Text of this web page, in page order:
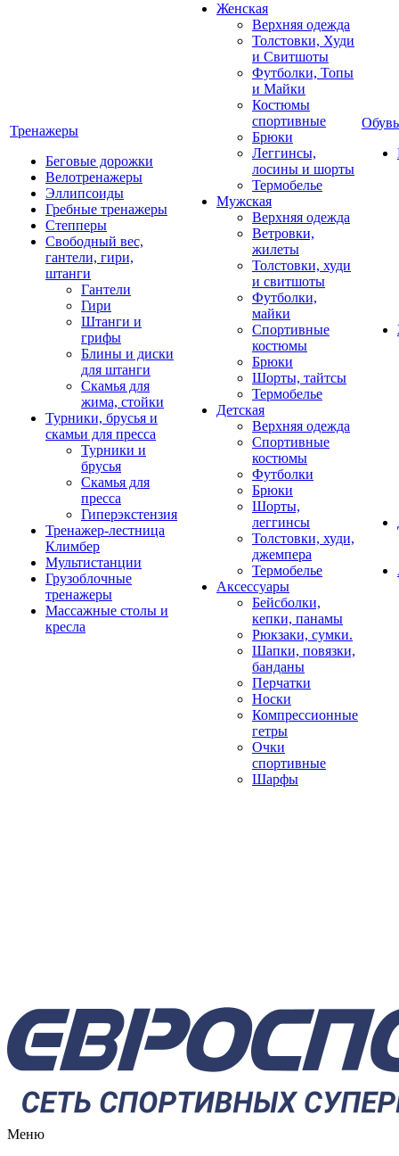
Тренажеры
Беговые дорожки
Велотренажеры
Эллипсоиды
Гребные тренажеры
Степперы
Свободный вес,
гантели, гири,
штанги
Гантели
Гири
Штанги и
грифы
Блины и диски
для штанги
Скамья для
жима, стойки
Турники, брусья и
скамьи для пресса
Турники и
брусья
Скамья для
пресса
Гиперэкстензия
Тренажер-лестница
Климбер
Мультистанции
Грузоблочные
тренажеры
Массажные столы и
кресла
Женская
Верхняя одежда
Толстовки, Худи
и Свитшоты
Футболки, Топы
и Майки
Костюмы
спортивные
Брюки
Леггинсы,
лосины и шорты
Термобелье
Мужская
Верхняя одежда
Ветровки,
жилеты
Толстовки, худи
и свитшоты
Футболки,
майки
Спортивные
костюмы
Брюки
Шорты, тайтсы
Термобелье
Детская
Верхняя одежда
Спортивные
костюмы
Футболки
Брюки
Шорты,
леггинсы
Толстовки, худи,
джемпера
Термобелье
Аксессуары
Бейсболки,
кепки, панамы
Рюкзаки, сумки.
Шапки, повязки,
банданы
Перчатки
Носки
Компрессионные
гетры
Очки
спортивные
Шарфы
Обувь
Меню